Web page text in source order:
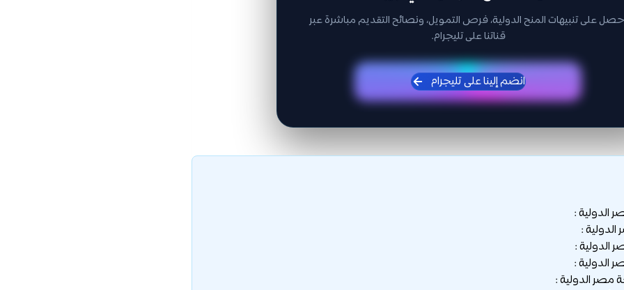
على تنبيهات المنح الدولية، فرص التمويل، ونصائح التقديم مباشرة عبر
قناتنا على تليجرام.
انضم إلينا على تليجرام
:
:
الدولية :
الدولية :
الدولية :